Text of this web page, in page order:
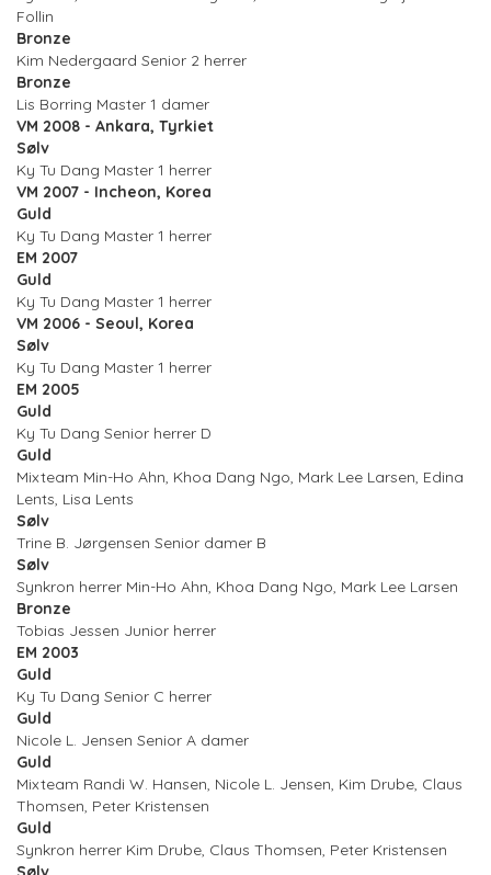
Follin
Bronze
Kim Nedergaard Senior 2 herrer
Bronze
Lis Borring Master 1 damer
VM 2008 - Ankara, Tyrkiet
Sølv
Ky Tu Dang Master 1 herrer
VM 2007 - Incheon, Korea
Guld
Ky Tu Dang Master 1 herrer
EM 2007
Guld
Ky Tu Dang Master 1 herrer
VM 2006 - Seoul, Korea
Sølv
Ky Tu Dang Master 1 herrer
EM 2005
Guld
Ky Tu Dang Senior herrer D
Guld
Mixteam Min-Ho Ahn, Khoa Dang Ngo, Mark Lee Larsen, Edina
Lents, Lisa Lents
Sølv
Trine B. Jørgensen Senior damer B
Sølv
Synkron herrer Min-Ho Ahn, Khoa Dang Ngo, Mark Lee Larsen
Bronze
Tobias Jessen Junior herrer
EM 2003
Guld
Ky Tu Dang Senior C herrer
Guld
Nicole L. Jensen Senior A damer
Guld
Mixteam Randi W. Hansen, Nicole L. Jensen, Kim Drube, Claus
Thomsen, Peter Kristensen
Guld
Synkron herrer Kim Drube, Claus Thomsen, Peter Kristensen